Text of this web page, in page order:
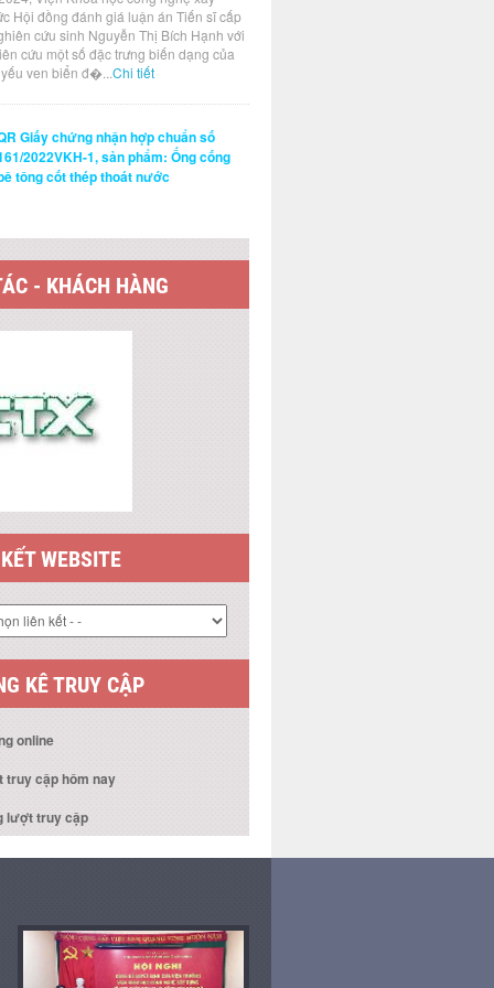
Hội đồng đánh giá luận án Tiến sĩ cấp
cứu sinh Nguyễn Thị Bích Hạnh với
cứu một số đặc trưng biến dạng của
ven biển đ�...Chi tiết
Giấy chứng nhận hợp chuẩn số
2022VKH-1, sản phẩm: Ống cống
tông cốt thép thoát nước
- KHÁCH HÀNG
WEBSITE
KÊ TRUY CẬP
online
truy cập hôm nay
lượt truy cập